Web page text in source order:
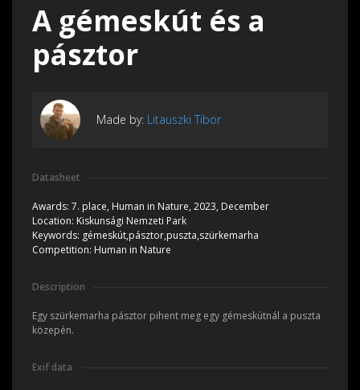
A gémeskút és a
pásztor
Made by: Litauszki Tibor
Datasheet
Awards: 7. place, Human in Nature, 2023, December
Location: Kiskunsági Nemzeti Park
Keywords: gémeskút,pásztor,puszta,szürkemarha
Competition: Human in Nature
Description
Egy szürkemarha pásztor pihent meg egy gémeskútnál a puszta
közepén.
Exif data